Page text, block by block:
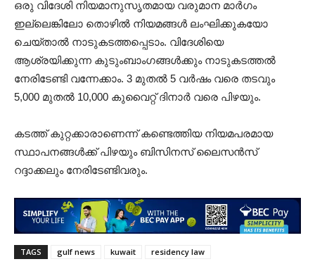
ഒരു വിദേശി നിയമാനുസൃതമായ വരുമാന മാർഗം
ഇല്ലെങ്കിലോ തൊഴിൽ നിയമങ്ങൾ ലംഘിക്കുകയോ
ചെയ്താൽ നാടുകടത്തപ്പെടാം. വിദേശിയെ
ആശ്രയിക്കുന്ന കുടുംബാംഗങ്ങൾക്കും നാടുകടത്തൽ
നേരിടേണ്ടി വന്നേക്കാം. 3 മുതൽ 5 വർഷം വരെ തടവും
5,000 മുതൽ 10,000 കുവൈറ്റ് ദിനാർ വരെ പിഴയും.
കടത്ത് കുറ്റക്കാരാണെന്ന് കണ്ടെത്തിയ നിയമപരമായ
സ്ഥാപനങ്ങൾക്ക് പിഴയും ബിസിനസ് ലൈസൻസ്
റദ്ദാക്കലും നേരിടേണ്ടിവരും.
TAGS gulf news kuwait residency law